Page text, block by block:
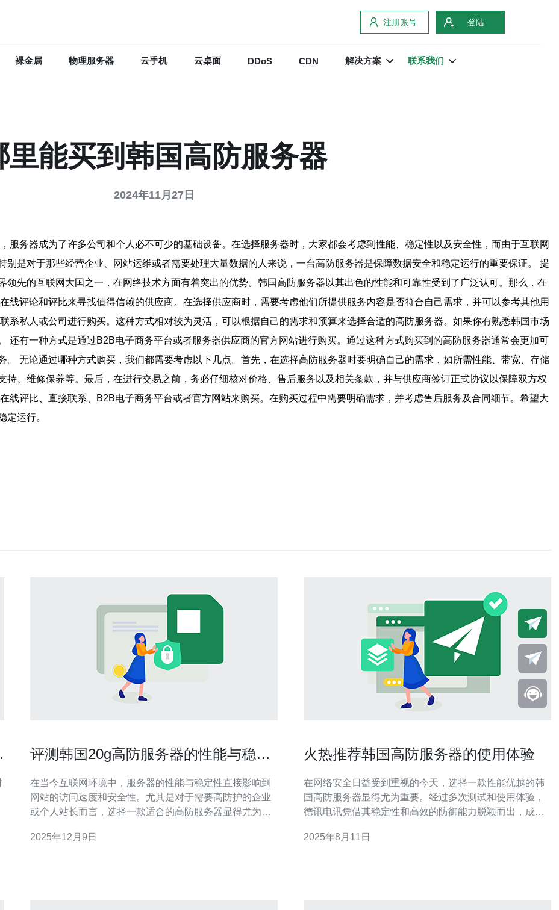
注册账号 登陆
裸金属 物理服务器 云手机 云桌面 DDoS CDN 解决方案 联系我们
里能买到韩国高防服务器
2024年11月27日
服务器成为了许多公司和个人必不可少的基础设备。在选择服务器时，大家都会考虑到性能、稳定性以及安全性，而由于互联网
是对于那些经营企业、网站运维或者需要处理大量数据的人来说，一台高防服务器是保障数据安全和稳定运行的重要保证。 提
先的互联网大国之一，在网络技术方面有着突出的优势。韩国高防服务器以其出色的性能和可靠性受到了广泛认可。那么，在
线评论和评比来寻找值得信赖的供应商。在选择供应商时，需要考虑他们所提供服务内容是否符合自己需求，并可以参考其他用
系私人或公司进行购买。这种方式相对较为灵活，可以根据自己的需求和预算来选择合适的高防服务器。如果你有熟悉韩国市场
还有一种方式是通过B2B电子商务平台或者服务器供应商的官方网站进行购买。通过这种方式购买到的高防服务器通常会更加可
无论通过哪种方式购买，我们都需要考虑以下几点。首先，在选择高防服务器时要明确自己的需求，如所需性能、带宽、存储
、维修保养等。最后，在进行交易之前，务必仔细核对价格、售后服务以及相关条款，并与供应商签订正式协议以保障双方权
线评比、直接联系、B2B电子商务平台或者官方网站来购买。在购买过程中需要明确需求，并考虑售后服务及合同细节。希望大
定运行。
评测韩国20g高防服务器的性能与稳定
在当今互联网环境中，服务器的性能与稳定性直接影响到
网站的访问速度和安全性。尤其是对于需要高防护的企业
或个人站长而言，选择一款适合的高防服务器显得尤为重
能与稳定性，并推荐值得购买的优质服务商。 首先，我们
2025年12月9日
火热推荐韩国高防服务器的使用体验
在网络安全日益受到重视的今天，选择一款性能优越的韩
国高防服务器显得尤为重要。经过多次测试和使用体验，
德讯电讯凭借其稳定性和高效的防御能力脱颖而出，成为
势以及德讯电讯的服务特点，以帮助您了解为何应该选择
2025年8月11日